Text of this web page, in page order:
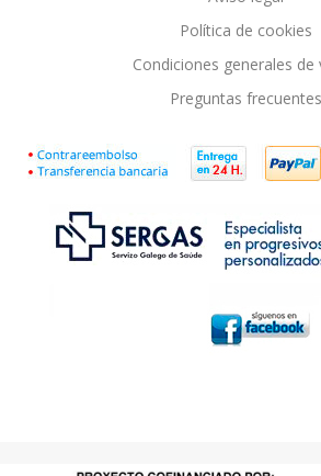
Política de cookies
Condiciones generales de
Preguntas frecuentes